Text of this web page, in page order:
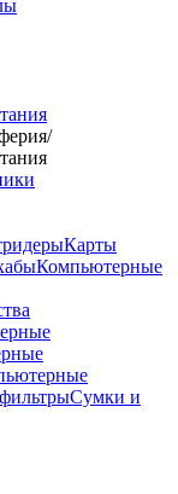
/
Карты
Компьютерные
Сумки и